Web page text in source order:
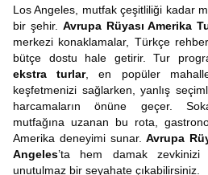
Los Angeles, mutfak çeşitliliği kadar
bir şehir. Avrupa Rüyası Amerika
merkezi konaklamalar, Türkçe
bütçe dostu hale getirir. Tur
ekstra turlar, en popüler
keşfetmenizi sağlarken, yanlış
harcamaların önüne geçer.
mutfağına uzanan bu rota,
Amerika deneyimi sunar.Avrupa
Angeles’ta hem damak zevkinizi
unutulmaz bir seyahate çıkabilirsiniz.